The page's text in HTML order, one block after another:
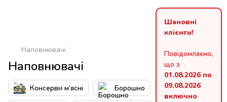
Шановні
клієнти!
Повідомляємо,
що з
01.08.2026 по
09.08.2026
включно
Наповнювачі
Наповнювачі
Консерви м’ясні Борошно Олія